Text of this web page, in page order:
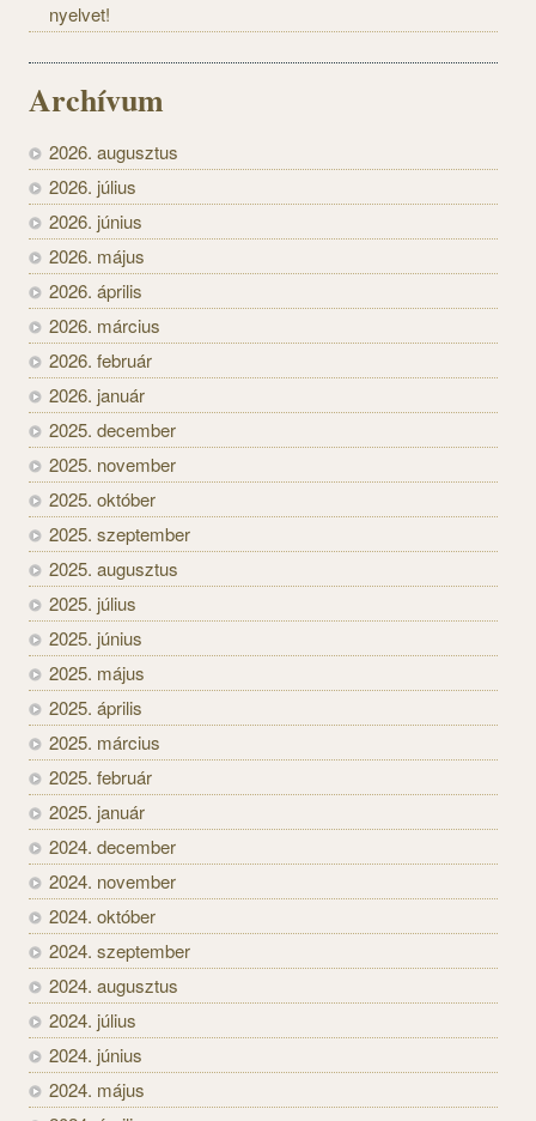
nyelvet!
Archívum
2026. augusztus
2026. július
2026. június
2026. május
2026. április
2026. március
2026. február
2026. január
2025. december
2025. november
2025. október
2025. szeptember
2025. augusztus
2025. július
2025. június
2025. május
2025. április
2025. március
2025. február
2025. január
2024. december
2024. november
2024. október
2024. szeptember
2024. augusztus
2024. július
2024. június
2024. május